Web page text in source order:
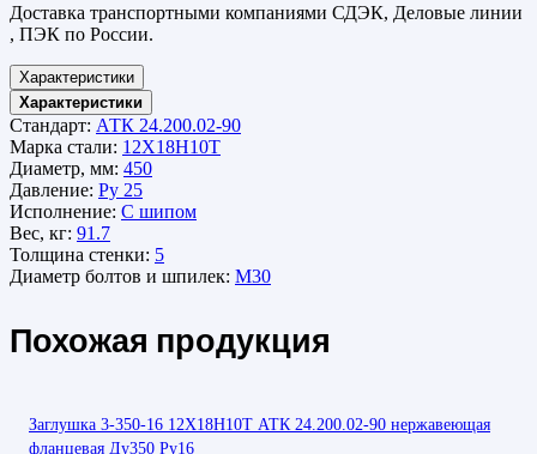
Доставка транспортными компаниями СДЭК, Деловые линии
, ПЭК по России.
Характеристики
Характеристики
Стандарт: АТК 24.200.02-90
Марка стали: 12Х18Н10Т
Диаметр, мм: 450
Давление: Ру 25
Исполнение: С шипом
Вес, кг: 91.7
Толщина стенки: 5
Диаметр болтов и шпилек: М30
Похожая продукция
Заглушка 3-350-16 12Х18Н10Т АТК 24.200.02-90 нержавеющая
фланцевая Ду350 Ру16